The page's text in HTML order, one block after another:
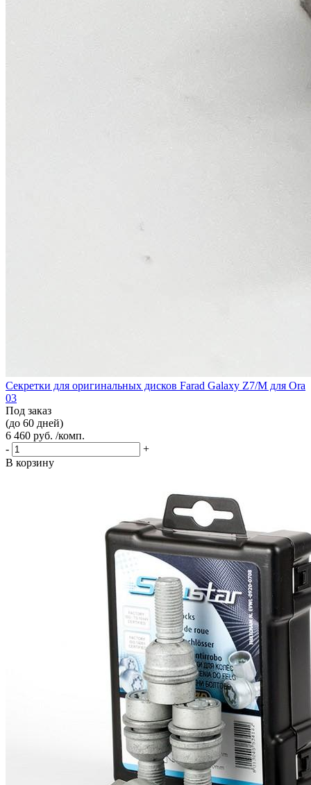
Секретки для оригинальных дисков Farad Galaxy Z7/M для Ora
03
Под заказ
(до 60 дней)
6 460 руб. /комп.
-
+
В корзину